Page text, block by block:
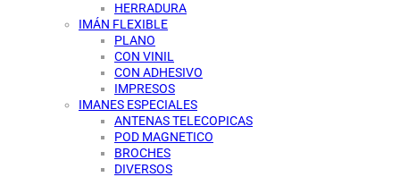
HERRADURA
IMÁN FLEXIBLE
PLANO
CON VINIL
CON ADHESIVO
IMPRESOS
IMANES ESPECIALES
ANTENAS TELECOPICAS
POD MAGNETICO
BROCHES
DIVERSOS